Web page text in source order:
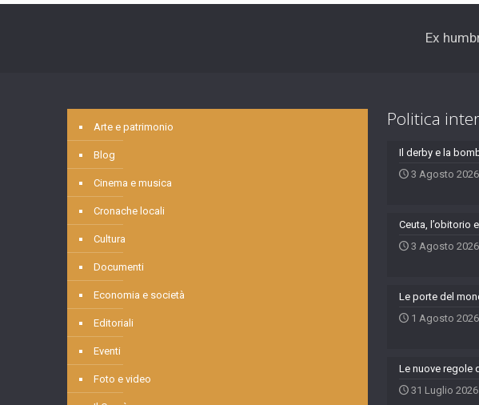
Ex
Arte e patrimonio
Blog
Cinema e musica
Cronache locali
Cultura
Documenti
Economia e società
Editoriali
Eventi
Foto e video
Politica
Il derby e la
3 Agosto 2026
Ceuta, l’obitorio
3 Agosto 2026
Le porte del
1 Agosto 2026
Le nuove regole
31 Luglio 2026